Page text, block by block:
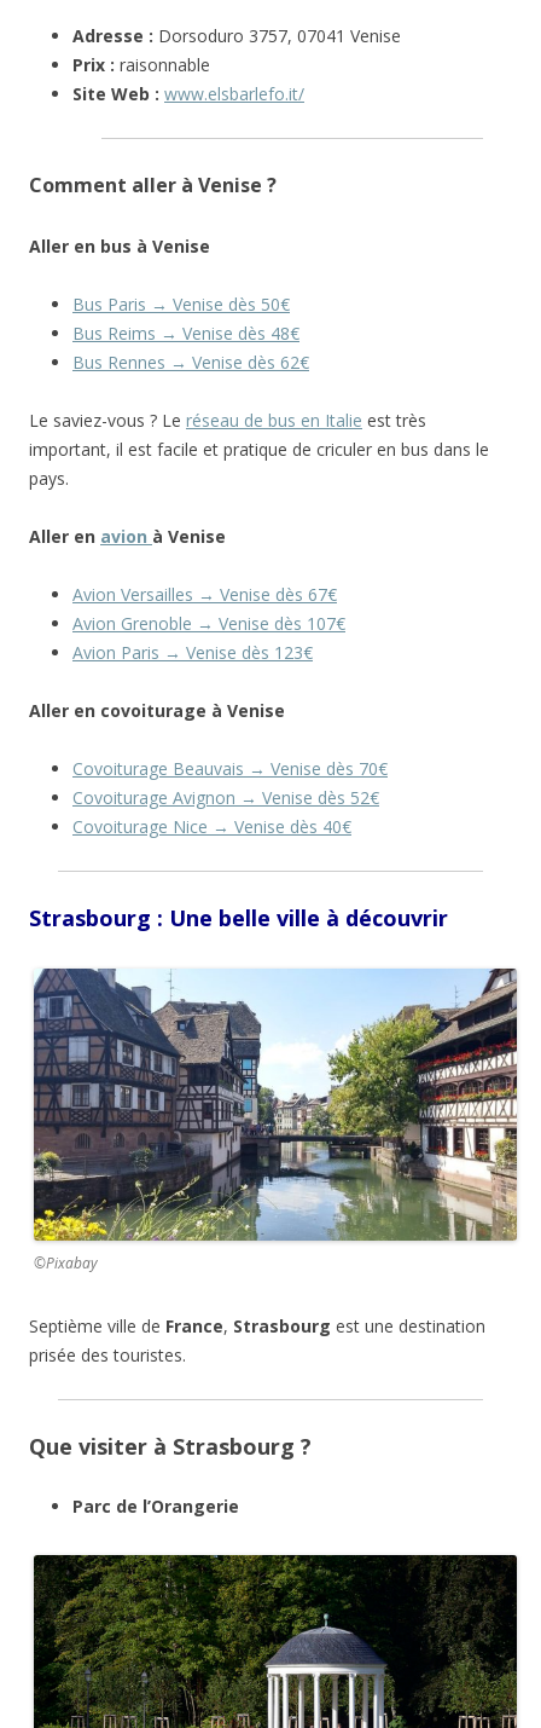
Adresse : Dorsoduro 3757, 07041 Venise
Prix : raisonnable
Site Web : www.elsbarlefo.it/
Comment aller à Venise ?
Aller en bus à Venise
Bus Paris → Venise dès 50€
Bus Reims → Venise dès 48€
Bus Rennes → Venise dès 62€
Le saviez-vous ? Le réseau de bus en Italie est très
important, il est facile et pratique de criculer en bus dans le
pays.
Aller en avion à Venise
Avion Versailles → Venise dès 67€
Avion Grenoble → Venise dès 107€
Avion Paris → Venise dès 123€
Aller en covoiturage à Venise
Covoiturage Beauvais → Venise dès 70€
Covoiturage Avignon → Venise dès 52€
Covoiturage Nice → Venise dès 40€
Strasbourg : Une belle ville à découvrir
©Pixabay
Septième ville de France, Strasbourg est une destination
prisée des touristes.
Que visiter à Strasbourg ?
Parc de l’Orangerie